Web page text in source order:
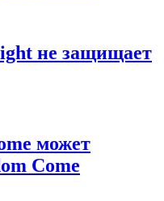
не защищает
может
Come